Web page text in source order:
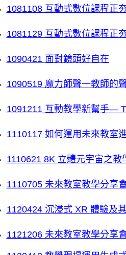
1081108 互動式數位課程正
1081129 互動式數位課程正
1090421 面對鏡頭好自在
1090519 魔力師聲一教師的
1091211 互動教學新幫手—
1110117 如何運用未來教室
1110621 8K 立體元宇宙之教
1110705 未來教室教學分享
1120424 沉浸式 XR 體驗及
1121206 未來教室教學分享